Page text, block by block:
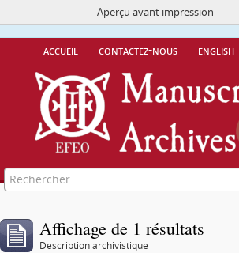
Ce site utilise des cookiesMore Info.
accueil contactez-nous english
Aperçu avant impression
Affichage de 1 résultats
Description archivistique